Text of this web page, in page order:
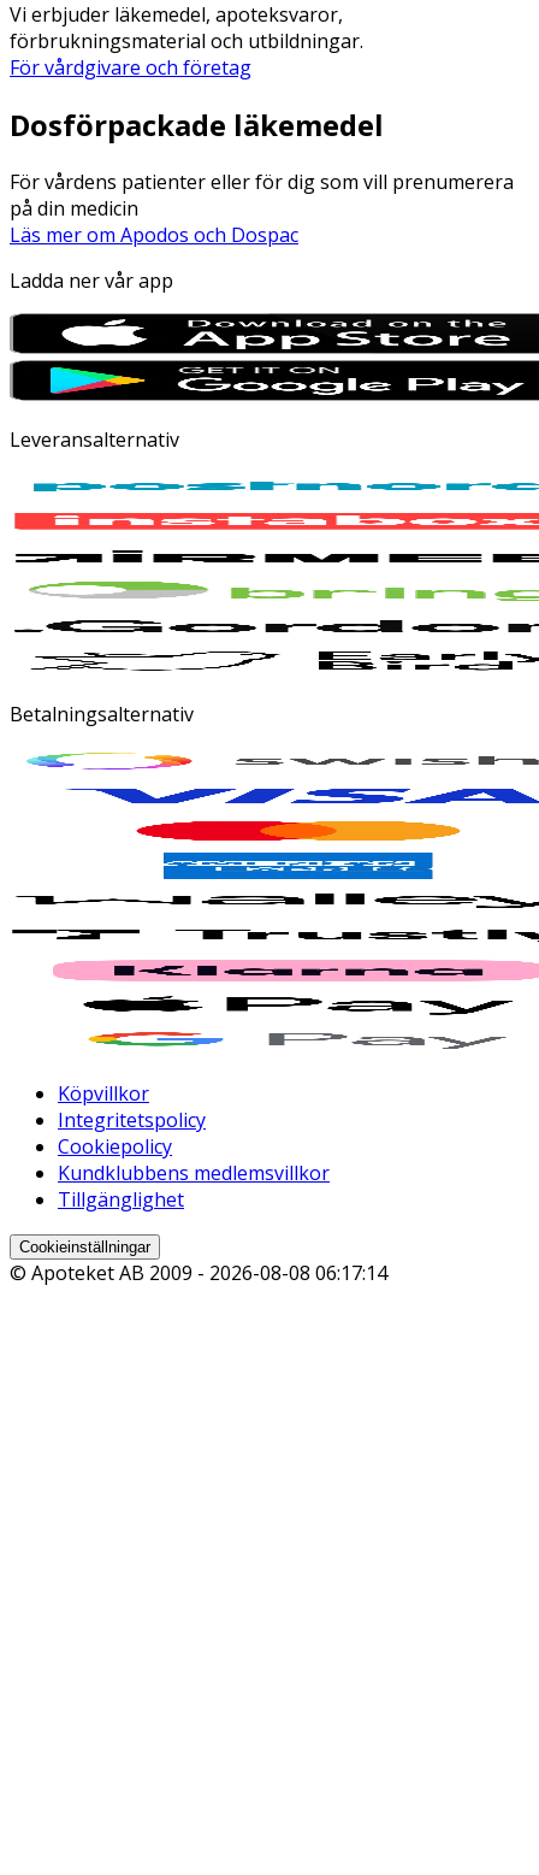
Vi erbjuder läkemedel, apoteksvaror,
förbrukningsmaterial och utbildningar.
För vårdgivare och företag
Dosförpackade läkemedel
För vårdens patienter eller för dig som vill prenumerera
på din medicin
Läs mer om Apodos och Dospac
Ladda ner vår app
Leveransalternativ
Betalningsalternativ
Köpvillkor
Integritetspolicy
Cookiepolicy
Kundklubbens medlemsvillkor
Tillgänglighet
Cookieinställningar
© Apoteket AB 2009 - 2026-08-08 06:17:14